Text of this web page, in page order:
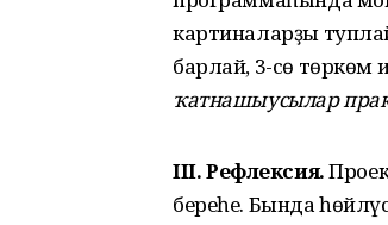
картиналарҙы
барлай, 3-сө төркөм
ҡатнашыусылар
III.Рефлексия.
береһе. Бында